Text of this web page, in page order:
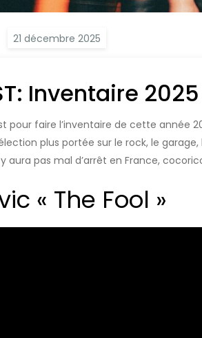
Inventaire
pour faire l’inventaire de cette année
plus portée sur le rock, le
aura pas mal d’arrêt en France,
« The Fool »